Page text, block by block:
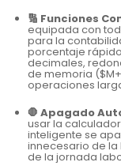
🔢 Funciones
equipada con
para la
porcentaje
decimales,
de memoria (
operaciones
🛑 Apagado
usar la
inteligente se
innecesario de
de la jornada